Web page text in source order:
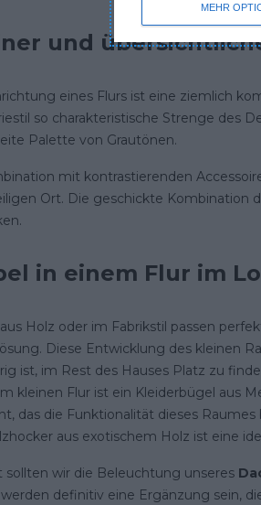
MEHR
und
eines Flurs ist eine ziemlich
so charakteristische Strenge des
Palette von Grautönen.
mit kontrastierenden
Ort. Die geschickte Kombination
in einem Flur im
Holz oder im Fabrikstil passen
Diese Entwicklung des kleinen
ist, im Rest des Hauses Platz zu
kleinen Flur ist ein Kleiderbügel aus
das die Funktionalität dieses
aus exotischem Holz ist eine
sollten wir die Beleuchtung unseres
definitiv eine Ergänzung sein,